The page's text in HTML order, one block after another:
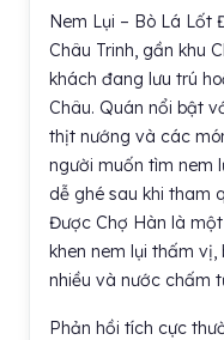
Nem Lụi – Bò Lá Lốt
Châu Trinh, gần khu
khách đang lưu trú
Châu. Quán nổi bật
thịt nướng và các
người muốn tìm nem
dễ ghé sau khi tham
Được Chợ Hàn là
khen nem lụi thấm
nhiều và nước chấm
Phản hồi tích cực